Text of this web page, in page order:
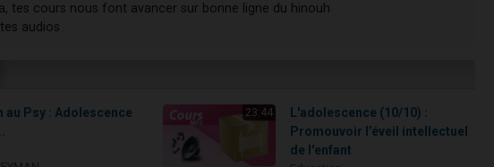
tes cours nous font avancer sur bonne ligne du hinouh
audios
au Psy : Adolescence
23:44
L'adolescence (10/10) :
Promouvoir l’éveil intellectuel
de l'enfant